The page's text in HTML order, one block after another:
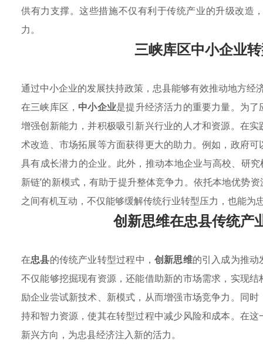
供有力支撑。这些措施不仅有利于传统产业的升级改造
力。
三峡库区中小企业
通过中小企业的发展扶持政策，忠县能够有效推动地方经
在三峡库区， 中小企业是提升经济活力的重要力量。为
增强创新能力，并积极吸引新兴行业的人才和资源。在实
术改造、市场拓展等方面获得更大的助力。例如，政府
具有成长潜力的企业。此外，推动本地企业与高校、研
新链’的新模式，有助于提升整体竞争力。依托本地优势
之间有机互动，不仅能够缓解传统行业转型压力，也能为
创新思维在忠县传统产
在忠县的传统产业转型过程中， 创新思维的引入成为推动
不仅能够挖掘现有资源，还能借助新的市场需求，实现
励企业尝试新技术、新模式，从而增强市场竞争力。同时
持和智力资源，使其在转型过程中减少风险和成本。在
新兴方向，为忠县经济注入新的活力。